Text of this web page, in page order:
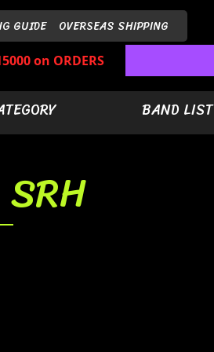
GUIDE OVERSEAS SHIPPING
on ORDERS
BAND LIST